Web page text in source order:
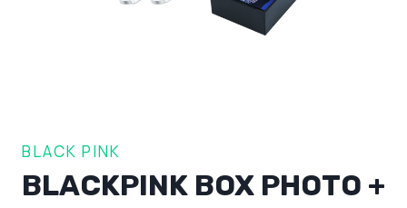
BLACK PINK
BLACKPINK BOX PHOTO +